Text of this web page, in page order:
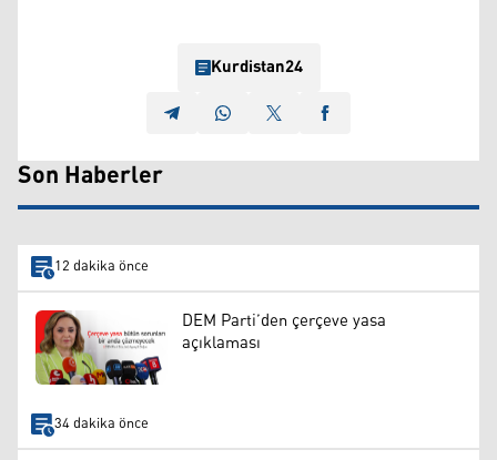
Kurdistan24
Son Haberler
12 dakika önce
DEM Parti’den çerçeve yasa
açıklaması
34 dakika önce